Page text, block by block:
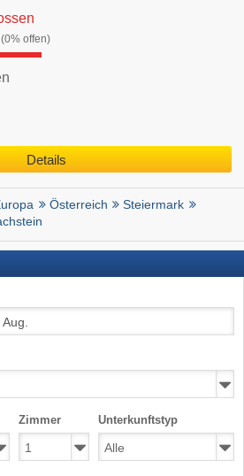
(0% offen)
Details
Österreich
Steiermark
Zimmer Unterkunftstyp